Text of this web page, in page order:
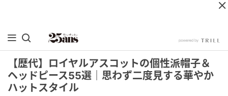
【歴代】ロイヤルアスコットの個性派帽子＆
ヘッドピース55選｜思わず二度見する華やか
ハットスタイル